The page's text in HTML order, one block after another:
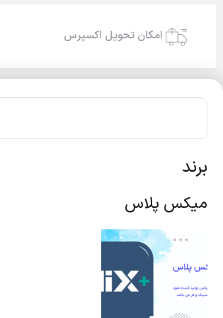
امکان تحویل اکسپرس
برند
میکس پلاس